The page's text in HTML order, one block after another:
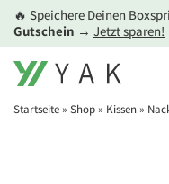
Zum
Inhalt
springen
🔥 Speichere Deinen
Gutschein → Jetzt sparen!
Startseite » Shop » Kissen »